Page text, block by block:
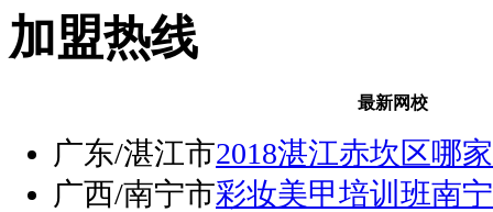
加盟热线
最新网校
广东/湛江市2018湛江赤坎区哪
广西/南宁市彩妆美甲培训班南